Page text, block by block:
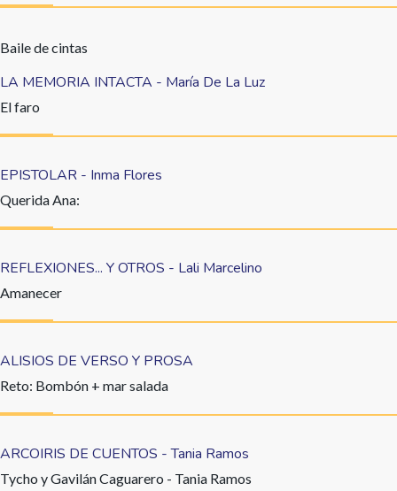
Baile de cintas
LA MEMORIA INTACTA - María De La Luz
El faro
EPISTOLAR - Inma Flores
Querida Ana:
REFLEXIONES... Y OTROS - Lali Marcelino
Amanecer
ALISIOS DE VERSO Y PROSA
Reto: Bombón + mar salada
ARCOIRIS DE CUENTOS - Tania Ramos
Tycho y Gavilán Caguarero - Tania Ramos